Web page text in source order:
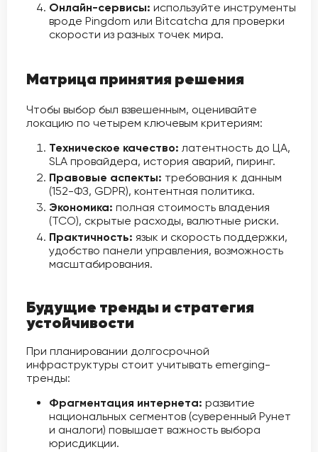
Онлайн-сервисы: используйте инструменты
вроде Pingdom или Bitcatcha для проверки
скорости из разных точек мира.
Матрица принятия решения
Чтобы выбор был взвешенным, оценивайте
локацию по четырем ключевым критериям:
Техническое качество: латентность до ЦА,
SLA провайдера, история аварий, пиринг.
Правовые аспекты: требования к данным
(152-ФЗ, GDPR), контентная политика.
Экономика: полная стоимость владения
(TCO), скрытые расходы, валютные риски.
Практичность: язык и скорость поддержки,
удобство панели управления, возможность
масштабирования.
Будущие тренды и стратегия
устойчивости
При планировании долгосрочной
инфраструктуры стоит учитывать emerging-
тренды:
Фрагментация интернета: развитие
национальных сегментов (суверенный Рунет
и аналоги) повышает важность выбора
юрисдикции.